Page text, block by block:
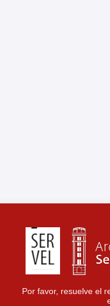
Por favor, resuelve el